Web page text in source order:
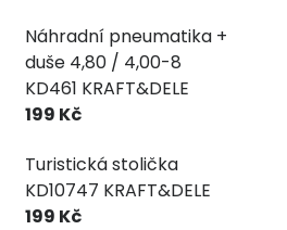
Náhradní pneumatika +
duše 4,80 / 4,00-8
KD461 KRAFT&DELE
199 Kč
Turistická stolička
KD10747 KRAFT&DELE
199 Kč